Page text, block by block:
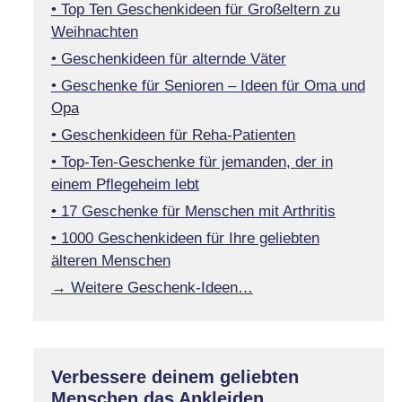
• Top Ten Geschenkideen für Großeltern zu
Weihnachten
• Geschenkideen für alternde Väter
• Geschenke für Senioren – Ideen für Oma und
Opa
• Geschenkideen für Reha-Patienten
• Top-Ten-Geschenke für jemanden, der in
einem Pflegeheim lebt
• 17 Geschenke für Menschen mit Arthritis
• 1000 Geschenkideen für Ihre geliebten
älteren Menschen
→ Weitere Geschenk-Ideen…
Verbessere deinem geliebten
Menschen das Ankleiden